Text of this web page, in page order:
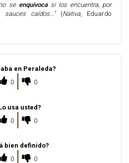
se enquivoca si los encuentra, por
caídos..."(Nativa, Eduardo
en Peraleda?
0
0
usa usted?
0
0
bien definido?
0
0